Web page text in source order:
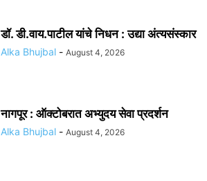
डॉ. डी.वाय.पाटील यांचे निधन : उद्या अंत्यसंस्कार
Alka Bhujbal - August 4, 2026
नागपूर : ऑक्टोबरात अभ्युदय सेवा प्रदर्शन
Alka Bhujbal - August 4, 2026